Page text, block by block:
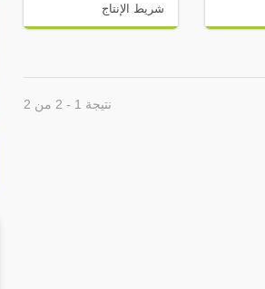
شريط الإنتاج
نتيجة 1 - 2 من 2